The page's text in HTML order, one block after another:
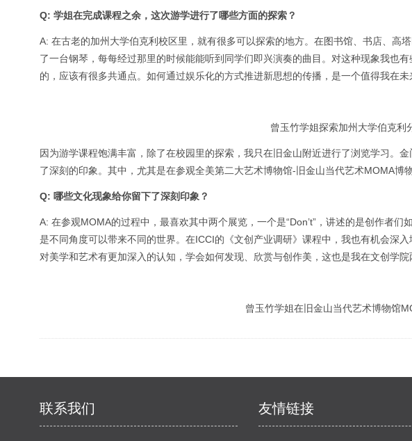
Q: 学姐在完成课程之余，这次游学进行了哪些方面的探索？
A: 在古老的加州大学伯克利校区里，就有很多可以探索的地方。在图书馆、书店、高
了一台钢琴，每每经过那里的时候能能听到同学们即兴演奏的曲目。对这种现象我也
的，应该有很多共通点。如何通过娱乐化的方式推进新思想的传播，是一个值得我在未
曾玉竹学姐探索加州大学伯克利
因为游学课程饱满丰富，除了在校园里的探索，我只在旧金山附近进行了浏览学习。
了深刻的印象。其中，尤其是在参观全美第二大艺术博物馆-旧金山当代艺术MOMA博
Q: 哪些文化现象给你留下了深刻印象？
A: 在参观MOMA的过程中，最喜欢其中两个展览，一个是“Don’t”，讲述的是创作者
是不同角度可以带来不同的世界。在ICCI的《文创产业调研》课程中，我也有机会深
对美学和艺术有更加深入的认知，学会如何发现、欣赏与创作美，这也是我在文创学院
曾玉竹学姐在旧金山当代艺术博物馆
联系我们 友情链接